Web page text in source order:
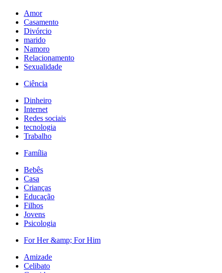
Amor
Casamento
Divórcio
marido
Namoro
Relacionamento
Sexualidade
Ciência
Dinheiro
Internet
Redes sociais
tecnologia
Trabalho
Família
Bebês
Casa
Crianças
Educação
Filhos
Jovens
Psicologia
For Her &amp; For Him
Amizade
Celibato